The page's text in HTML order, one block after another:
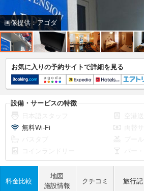
画像提供：アゴダ
お気に入りの予約サイトで詳細を見る
設備・サービスの特徴
無料Wi-Fi
料金比較
地図
施設情報
クチコミ 旅行記